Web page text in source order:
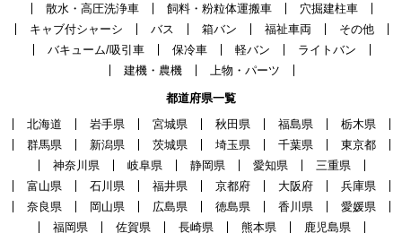
散水・高圧洗浄車
飼料・粉粒体運搬車
穴掘建柱車
キャブ付シャーシ
バス 箱バン 福祉車両
その他
バキューム/吸引車
保冷車 軽バン
ライトバン
建機・農機
上物・パーツ
都道府県一覧
北海道
岩手県 宮城県 秋田県 福島県
栃木県
群馬県
新潟県 茨城県 埼玉県 千葉県
東京都
神奈川県
岐阜県 静岡県 愛知県
三重県
富山県
石川県 福井県 京都府 大阪府
兵庫県
奈良県
岡山県 広島県 徳島県 香川県
愛媛県
福岡県
佐賀県 長崎県 熊本県
鹿児島県